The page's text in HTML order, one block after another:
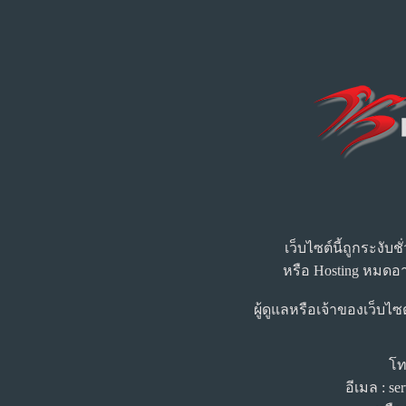
เว็บไซต์นี้ถูกระงับ
หรือ Hosting หมดอ
ผู้ดูแลหรือเจ้าของเว็บ
โ
อีเมล :